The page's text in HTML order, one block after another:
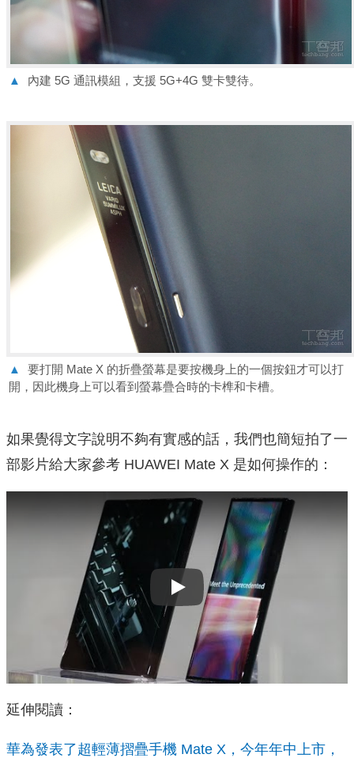
▲ 內建 5G 通訊模組，支援 5G+4G 雙卡雙待。
▲
要打開 Mate X 的折疊螢幕是要按機身上的一個按鈕才可以打
開，因此機身上可以看到螢幕疊合時的卡榫和卡槽。
如果覺得文字說明不夠有實感的話，我們也簡短拍了一
部影片給大家參考 HUAWEI Mate X 是如何操作的：
Play
延伸閱讀：
華為發表了超輕薄摺疊手機 Mate X，今年年中上市，